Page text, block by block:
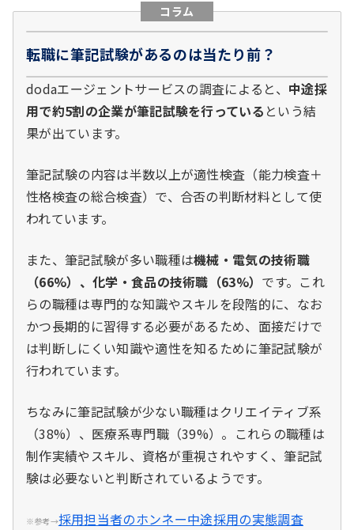
コラム
転職に筆記試験があるのは当たり前？
dodaエージェントサービスの調査によると、 中途採
用で約5割の企業が筆記試験を行っている という結
果が出ています。
筆記試験の内容は半数以上が適性検査（能力検査＋
性格検査の総合検査）で、合否の判断材料として使
われています。
また、筆記試験が多い職種は機械・電気の技術職
（66%）、化学・食品の技術職（63%） です。これ
らの職種は専門的な知識やスキルを段階的に、なお
かつ長期的に習得する必要があるため、面接だけで
は判断しにくい知識や適性を知るために筆記試験が
行われています。
ちなみに筆記試験が少ない職種はクリエイティブ系
（38%）、医療系専門職（39%）。これらの職種は
制作実績やスキル、資格が重視されやすく、筆記試
験は必要ないと判断されているようです。
※参考→採用担当者のホンネー中途採用の実態調査